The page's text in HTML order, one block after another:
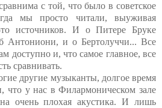
с той, что было в советское
мы просто читали, выуживая
источников. И о Питере Бруке
Антониони, и о Бертолуччи... Все
доступно и, что самое главное, все
сравнивать.
другие музыканты, долгое время
что у нас в Филармоническом зале
очень плохая акустика. И лишь